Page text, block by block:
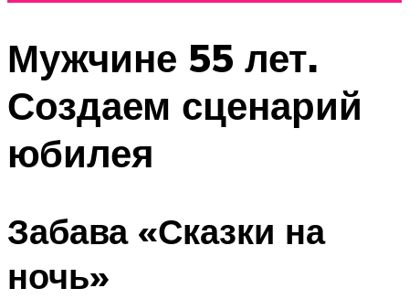
Мужчине 55 лет.
Создаем сценарий
юбилея
Забава «Сказки на
ночь»